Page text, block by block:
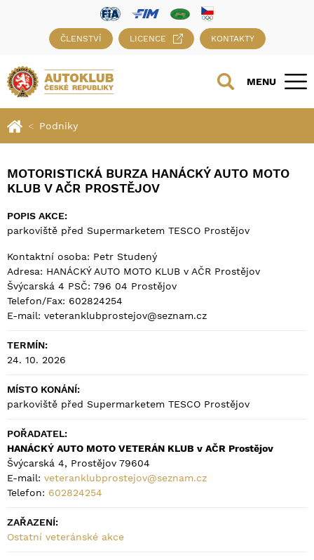
ČLENSTVÍ LICENCE KONTAKTY
MENU
Podniky
MOTORISTICKÁ BURZA HANÁCKÝ AUTO MOTO
KLUB V AČR PROSTĚJOV
POPIS AKCE:
parkoviště před Supermarketem TESCO Prostějov
Kontaktní osoba: Petr Studený
Adresa: HANÁCKÝ AUTO MOTO KLUB v AČR Prostějov
Švýcarská 4 PSČ: 796 04 Prostějov
Telefon/Fax: 602824254
E-mail: veteranklubprostejov@seznam.cz
TERMÍN:
24. 10. 2026
MÍSTO KONÁNÍ:
parkoviště před Supermarketem TESCO Prostějov
POŘADATEL:
HANÁCKÝ AUTO MOTO VETERÁN KLUB v AČR Prostějov
Švýcarská 4, Prostějov 79604
E-mail: veteranklubprostejov@seznam.cz
Telefon: 602824254
ZAŘAZENÍ:
Ostatní veteránské akce